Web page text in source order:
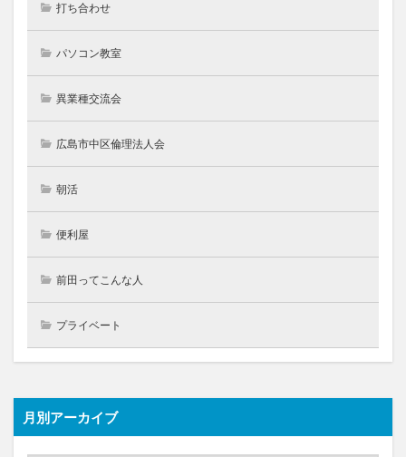
打ち合わせ
パソコン教室
異業種交流会
広島市中区倫理法人会
朝活
便利屋
前田ってこんな人
プライベート
月別アーカイブ